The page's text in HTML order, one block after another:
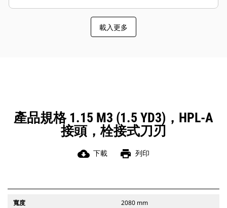
載入更多
產品規格 1.15 M3 (1.5 YD3)，HPL-A
接頭，栓接式刀刃
cloud_download 下載 print 列印
寬度 2080 mm